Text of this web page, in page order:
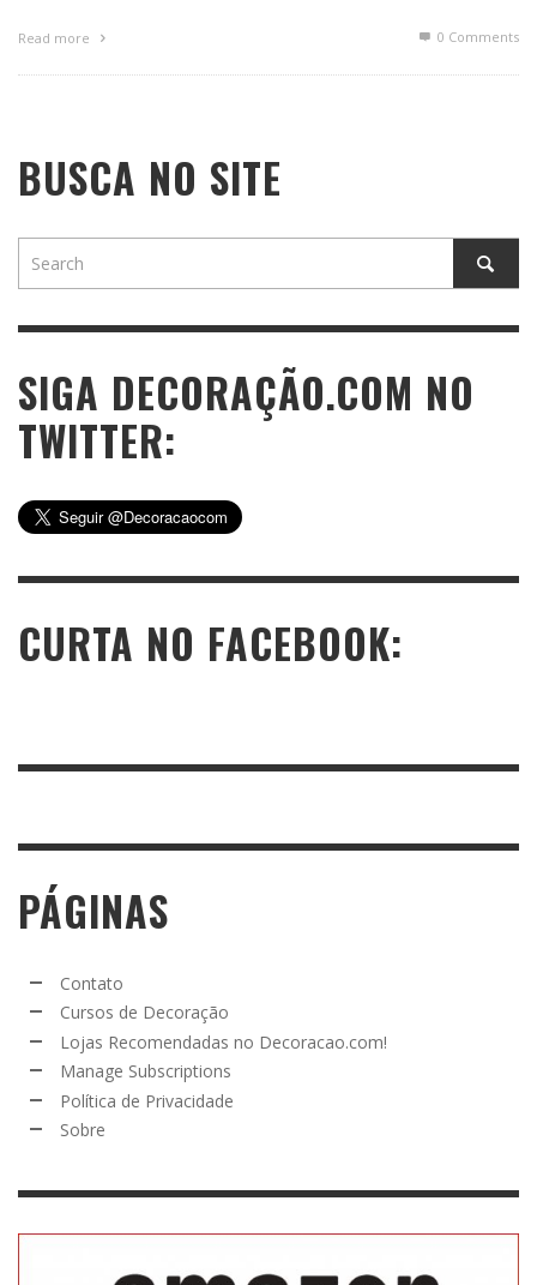
Read more 0 Comments
BUSCA NO SITE
SIGA DECORAÇÃO.COM NO
TWITTER:
CURTA NO FACEBOOK:
PÁGINAS
Contato
Cursos de Decoração
Lojas Recomendadas no Decoracao.com!
Manage Subscriptions
Política de Privacidade
Sobre